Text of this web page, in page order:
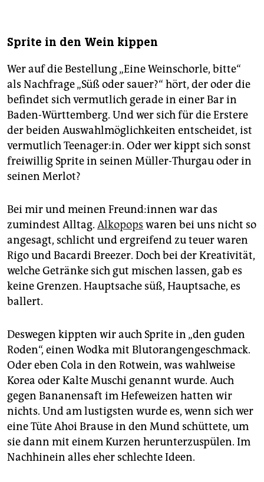
Sprite in den Wein kippen
Wer auf die Bestellung „Eine Weinschorle, bitte“
als Nachfrage „Süß oder sauer?“ hört, der oder die
befindet sich vermutlich gerade in einer Bar in
Baden-Württemberg. Und wer sich für die Erstere
der beiden Auswahlmöglichkeiten entscheidet, ist
vermutlich Teenager:in. Oder wer kippt sich sonst
freiwillig Sprite in seinen Müller-Thurgau oder in
seinen Merlot?
Bei mir und meinen Freun­d:in­nen war das
zumindest Alltag. Alkopops waren bei uns nicht so
angesagt, schlicht und ergreifend zu teuer waren
Rigo und Bacardi Breezer. Doch bei der Kreativität,
welche Getränke sich gut mischen lassen, gab es
keine Grenzen. Hauptsache süß, Hauptsache, es
ballert.
Deswegen kippten wir auch Sprite in „den guden
Roden“, einen Wodka mit Blutorangengeschmack.
Oder eben Cola in den Rotwein, was wahlweise
Korea oder Kalte Muschi genannt wurde. Auch
gegen Bananensaft im Hefeweizen hatten wir
nichts. Und am lustigsten wurde es, wenn sich wer
eine Tüte Ahoi Brause in den Mund schüttete, um
sie dann mit einem Kurzen herunterzuspülen. Im
Nachhinein alles eher schlechte Ideen.